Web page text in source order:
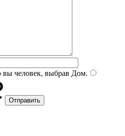
человек, выбрав Дом.